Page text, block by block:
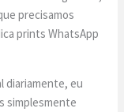
precisamos
prints WhatsApp
diariamente, eu
simplesmente